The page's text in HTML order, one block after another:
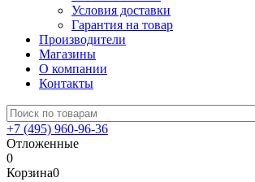
Условия доставки
Гарантия на товар
Производители
Магазины
О компании
Контакты
+7 (495) 960-96-36
Отложенные
0
Корзина0